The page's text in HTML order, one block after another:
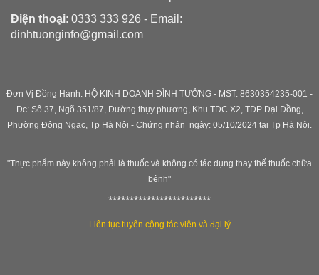
Điện thoại: 0333 333 926 - Email:
dinhtuonginfo@gmail.com
Đơn Vị Đồng Hành: HỘ KINH DOANH ĐÌNH TƯỞNG - MST: 8630354235-001 -
Đc: Sô 37, Ngõ 351/87, Đường thụy phương, Khu TĐC X2, TDP Đại Đồng,
Phường Đông Ngạc, Tp Hà Nội - C hứng nhận ngày: 05/10/2024 tại Tp Hà Nội.
"Thực phẩm này không phải là thuốc và không có tác dụng thay thế thuốc chữa
bệnh"
************************
Liên tục tuyển cộng tác viên và đại lý